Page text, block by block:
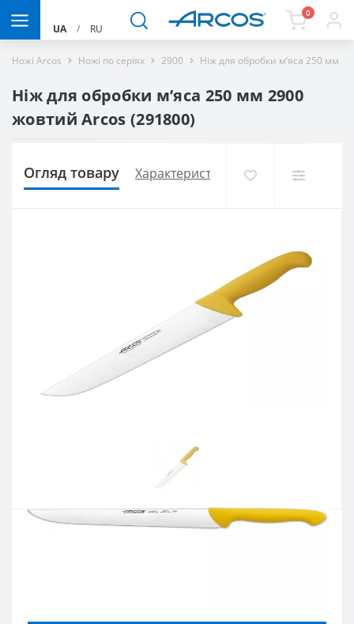
UA / RU
0
Ножі Arcos Ножі по серіях 2900 Ніж для обробки м’яса 250 мм
Ніж для обробки м’яса 250 мм 2900
жовтий Arcos (291800)
Огляд товару Характеристики Доставка і